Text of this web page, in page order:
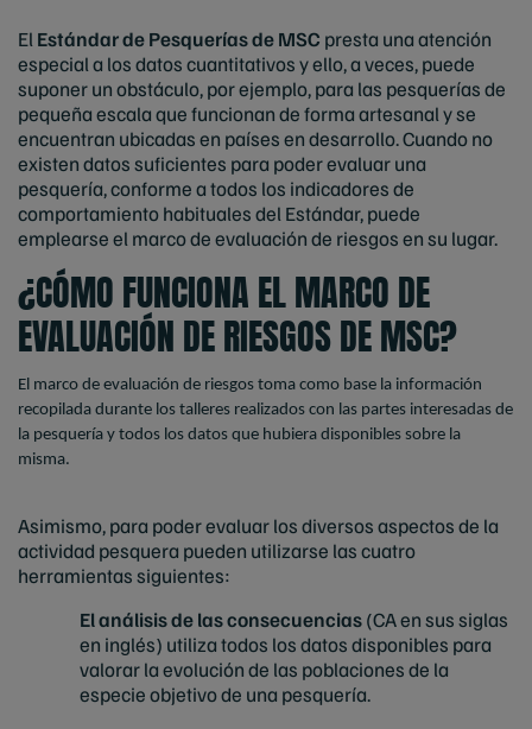
El Estándar de Pesquerías de MSC presta una atención
especial a los datos cuantitativos y ello, a veces, puede
suponer un obstáculo, por ejemplo, para las pesquerías de
pequeña escala que funcionan de forma artesanal y se
encuentran ubicadas en países en desarrollo. Cuando no
existen datos suficientes para poder evaluar una
pesquería, conforme a todos los indicadores de
comportamiento habituales del Estándar, puede
emplearse el marco de evaluación de riesgos en su lugar.
¿CÓMO FUNCIONA EL MARCO DE
EVALUACIÓN DE RIESGOS DE MSC?
El marco de evaluación de riesgos toma como base la información
recopilada durante los talleres realizados con las partes interesadas de
la pesquería y todos los datos que hubiera disponibles sobre la
misma.
Asimismo, para poder evaluar los diversos aspectos de la
actividad pesquera pueden utilizarse las cuatro
herramientas siguientes:
El análisis de las consecuencias(CA en sus siglas
en inglés) utiliza todos los datos disponibles para
valorar la evolución de las poblaciones de la
especie objetivo de una pesquería.